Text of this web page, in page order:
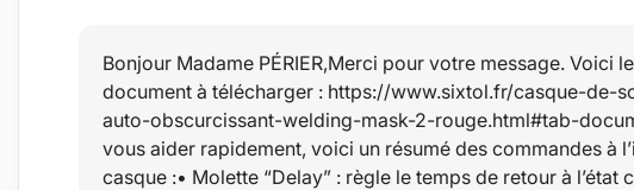
Bonjour Madame PÉRIER,Merci pour votre message. Voici
document à télécharger : https://www.sixtol.fr/casque-de-
auto-obscurcissant-welding-mask-2-rouge.html#tab-
vous aider rapidement, voici un résumé des commandes à
casque :• Molette “Delay” : règle le temps de retour à l’état